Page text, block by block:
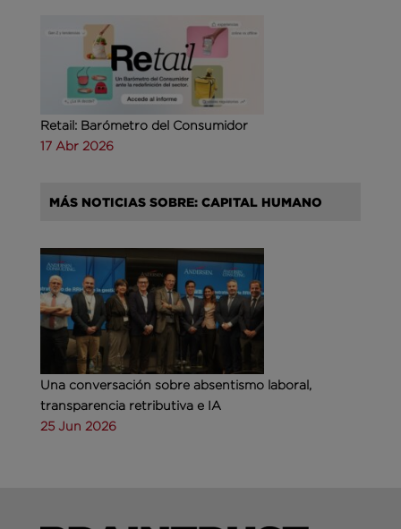
Retail: Barómetro del Consumidor
17 Abr 2026
MÁS NOTICIAS SOBRE: CAPITAL HUMANO
Una conversación sobre absentismo laboral,
transparencia retributiva e IA
25 Jun 2026